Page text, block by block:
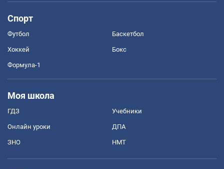
Спорт
Футбол Баскетбол
Хоккей Бокс
Формула-1
Моя школа
ГДЗ Учебники
Онлайн уроки ДПА
ЗНО НМТ